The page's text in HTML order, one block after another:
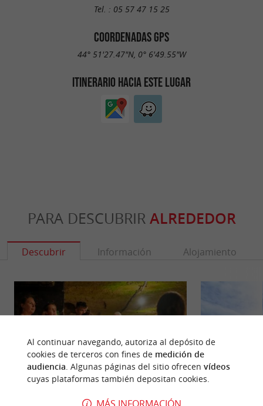
Tel. : 05 57 47 15 25
COORDENADAS GPS
44° 51'27.47"N, 0° 6'49.55"W
ITINERARIO HACIA ESTE LUGAR
PARA DESCUBRIR ALREDEDOR
Descubrir Información Alojamiento
Al continuar navegando, autoriza al depósito de
cookies de terceros con fines de medición de
audiencia. Algunas páginas del sitio ofrecen vídeos
cuyas plataformas también depositan cookies.